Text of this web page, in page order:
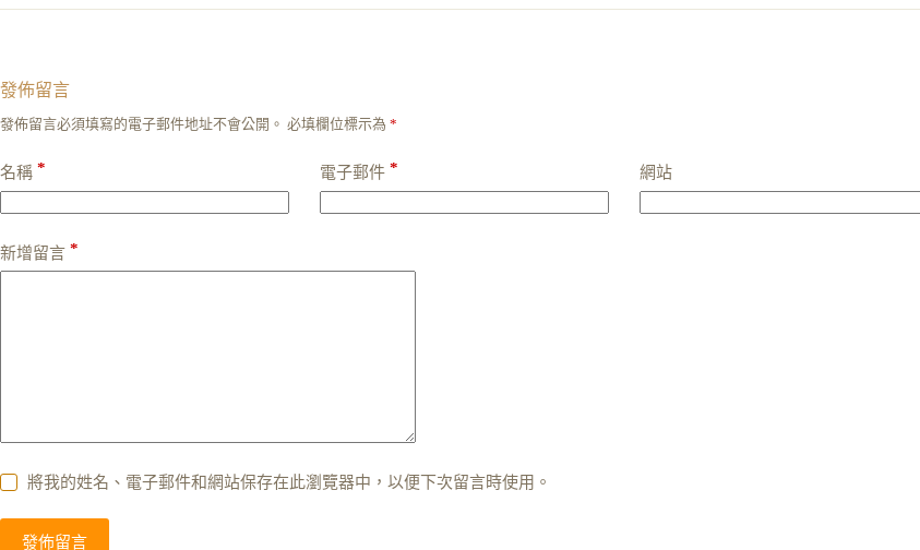
發佈留言
發佈留言必須填寫的電子郵件地址不會公開。 必填欄位標示為 *
名稱 * 電子郵件* 網站
新增留言 *
將我的姓名、電子郵件和網站保存在此瀏覽器中，以便下次留言時使用。
發佈留言